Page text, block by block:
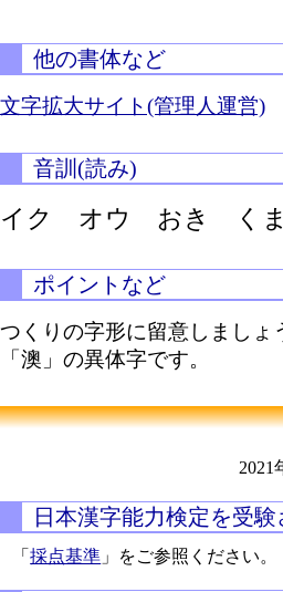
他の書体など
文字拡大サイト(管理人運営)
音訓(読み)
イク オウ おき く
ポイントなど
つくりの字形に留意しましょ
「澳」の異体字です。
2021
日本漢字能力検定を受
「採点基準 」をご参照ください。